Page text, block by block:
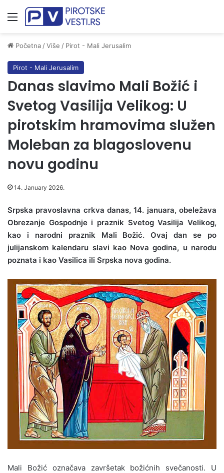
Meni
Početna /Više / Pirot - Mali Jerusalim
Pirot - Mali Jerusalim
Danas slavimo Mali Božić i
Svetog Vasilija Velikog: U
pirotskim hramovima služen
Moleban za blagoslovenu
novu godinu
14. January 2026.
Srpska pravoslavna crkva danas, 14. januara, obeležava
Obrezanje Gospodnje i praznik Svetog Vasilija Velikog,
kao i narodni praznik Mali Božić. Ovaj dan se po
julijanskom kalendaru slavi kao Nova godina, u narodu
poznata i kao Vasilica ili Srpska nova godina.
Mali Božić označava završetak božićnih svečanosti. U